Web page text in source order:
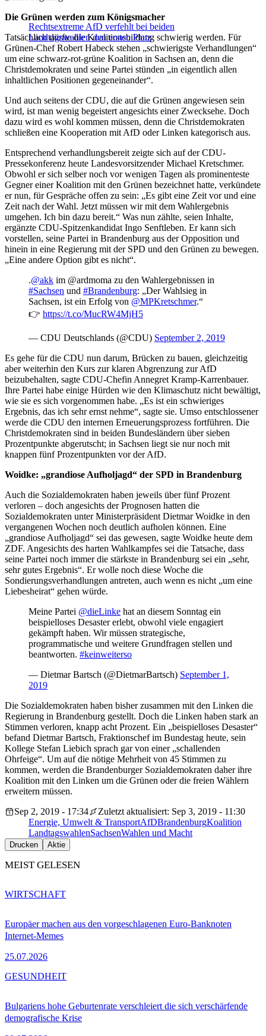
Rechtsextreme AfD verfehlt bei beiden
Landtagswahlen den ersten Platz
Die Grünen werden zum Königsmacher
Tatsächlich dürfte die Koalitionsbildung schwierig werden. Für
Grünen-Chef Robert Habeck stehen „schwierigste Verhandlungen“
um eine schwarz-rot-grüne Koalition in Sachsen an, denn die
Christdemokraten und seine Partei stünden „in eigentlich allen
inhaltlichen Positionen gegeneinander“.
Und auch seitens der CDU, die auf die Grünen angewiesen sein
wird, ist man wenig begeistert angesichts einer Zwecksehe. Doch
dazu wird es wohl kommen müssen, denn die Christdemokraten
schließen eine Kooperation mit AfD oder Linken kategorisch aus.
Entsprechend verhandlungsbereit zeigte sich auf der CDU-
Pressekonferenz heute Landesvorsitzender Michael Kretschmer.
Obwohl er sich selber noch vor wenigen Tagen als prominenteste
Gegner einer Koalition mit den Grünen bezeichnet hatte, verkündete
er nun, für Gespräche offen zu sein: „Es gibt eine Zeit vor und eine
Zeit nach der Wahl. Jetzt müssen wir mit dem Wahlergebnis
umgehen. Ich bin dazu bereit.“ Was nun zählte, seien Inhalte,
ergänzte CDU-Spitzenkandidat Ingo Senftleben. Er kann sich
vorstellen, seine Partei in Brandenburg aus der Opposition und
hinein in eine Regierung mit der SPD und den Grünen zu bewegen.
„Eine andere Option gibt es nicht“.
.@akk im @ardmoma zu den Wahlergebnissen in
#Sachsen und #Brandenburg: „Der Wahlsieg in
Sachsen, ist ein Erfolg von @MPKretschmer.“
👉 https://t.co/MucRW4MjH5
— CDU Deutschlands (@CDU) September 2, 2019
Es gehe für die CDU nun darum, Brücken zu bauen, gleichzeitig
aber weiterhin den Kurs zur klaren Abgrenzung zur AfD
beizubehalten, sagte CDU-Chefin Annegret Kramp-Karrenbauer.
Ihre Partei habe einige Hürden wie den Klimaschutz nicht bewältigt,
wie sie es sich vorgenommen habe. „Es ist ein schwieriges
Ergebnis, das ich sehr ernst nehme“, sagte sie. Umso entschlossener
werde die CDU den internen Erneuerungsprozess fortführen. Die
Christdemokraten sind in beiden Bundesländern über sieben
Prozentpunkte abgerutscht; in Sachsen liegt sie nur noch mit
knappen fünf Prozentpunkten vor der AfD.
Woidke: „grandiose Aufholjagd“ der SPD in Brandenburg
Auch die Sozialdemokraten haben jeweils über fünf Prozent
verloren – doch angesichts der Prognosen hatten die
Sozialdemokraten unter Ministerpräsident Dietmar Woidke in den
vergangenen Wochen noch deutlich aufholen können. Eine
„grandiose Aufholjagd“ sei das gewesen, sagte Woidke heute dem
ZDF. Angesichts des harten Wahlkampfes sei die Tatsache, dass
seine Partei noch immer die stärkste in Brandenburg sei ein „sehr,
sehr gutes Ergebnis“. Er wolle noch diese Woche die
Sondierungsverhandlungen antreten, auch wenn es nicht „um eine
Liebesheirat“ gehen würde.
Meine Partei @dieLinke hat an diesem Sonntag ein
beispielloses Desaster erlebt, obwohl viele engagiert
gekämpft haben. Wir müssen strategische,
programmatische und weitere Grundfragen stellen und
beantworten. #keinweiterso
— Dietmar Bartsch (@DietmarBartsch) September 1,
2019
Die Sozialdemokraten haben bisher zusammen mit den Linken die
Regierung in Brandenburg gestellt. Doch die Linken haben stark an
Stimmen verloren, knapp acht Prozent. Ein „beispielloses Desaster“
befand Dietmar Bartsch, Fraktionschef im Bundestag heute, sein
Kollege Stefan Liebich sprach gar von einer „schallenden
Ohrfeige“. Um auf die nötige Mehrheit von 45 Stimmen zu
kommen, werden die Brandenburger Sozialdemokraten daher ihre
Koalition mit den Linken um die Grünen oder die freien Wählern
erweitern müssen.
Sep 2, 2019 - 17:34
Zuletzt aktualisiert: Sep 3, 2019 - 11:30
Energie, Umwelt & TransportAfDBrandenburgKoalition
LandtagswahlenSachsenWahlen und Macht
Drucken Aktie
MEIST GELESEN
Europäer machen aus den vorgeschlagenen Euro-Banknoten
Internet-Memes
25.07.2026
WIRTSCHAFT
Bulgariens hohe Geburtenrate verschleiert die sich verschärfende
demografische Krise
GESUNDHEIT